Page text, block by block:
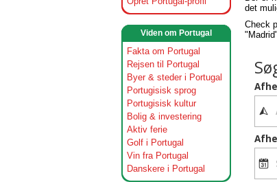
Viden om Portugal
Fakta om Portugal
Rejsen til Portugal
Byer & steder i Portugal
Portugisisk sprog
Portugisisk kultur
Bolig & investering
Aktiv ferie
Golf i Portugal
Vin fra Portugal
Danskere i Portugal
det
Check